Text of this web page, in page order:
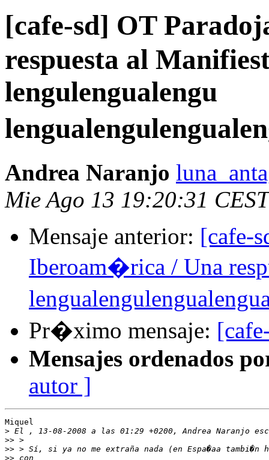
[cafe-sd] OT
respuesta al
lengulengualengu
Andrea Naranjo
Mie Ago 13 19:20:31
Mensaje anterior: [cafe-
Iberoam�rica / Una
Pr�ximo mensaje:
Mensajes ordenados
autor ]
Miquel
>
>>
>>
>>